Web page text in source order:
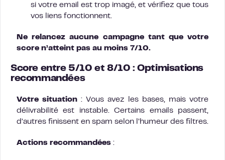
si votre email est trop imagé, et vérifiez que tous
vos liens fonctionnent.
Ne relancez aucune campagne tant que votre
score n’atteint pas au moins 7/10.
Score entre 5/10 et 8/10 : Optimisations
recommandées
Votre situation : Vous avez les bases, mais votre
délivrabilité est instable. Certains emails passent,
d’autres finissent en spam selon l’humeur des filtres.
Actions recommandées :